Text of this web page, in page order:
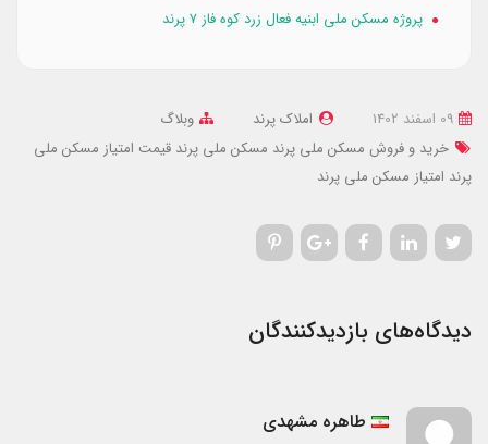
پروژه مسکن ملی ابنیه فعال زرد کوه فاز ۷ پرند
املاک پرند
وبلاگ
خرید و فروش مسکن ملی پرند مسکن ملی پرند قیمت امتیاز مسکن ملی
پرند امتیاز مسکن ملی پرند
دیدگاه‌های بازدیدکنندگان
طاهره مشهدی